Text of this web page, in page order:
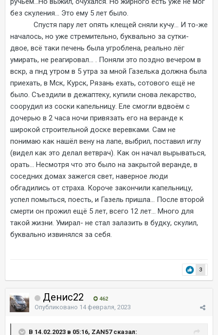
без скуления... Это ему 5 лет было.
Спустя пару лет опять клещей сняли кучу... И то-же
началось, но уже стремительно, буквально за сутки-
двое, всё таки печень была угроблена, реально лёг
умирать, не реагировал... . Поняли это поздно вечером в
вскр, а пнд утром в 5 утра за мной Газелька должна была
приехать, в Мск, Курск, Рязань ехать, сотового ещё не
было. Съездили в дежаптеку, купили снова лекарство,
соорудил из соски капельницу. Еле смогли вдвоём с
дочерью в 2 часа ночи привязать его на веранде к
широкой строительной доске веревками. Сам не
понимаю как нашёл вену на лапе, выбрил, поставил иглу
(видел как это делал ветврач). Как он начал вырываться,
орать... Несмотря что это было на закрытой веранде, в
соседних домах зажегся свет, наверное люди
обгадились от страха. Короче закончили капельницу,
успел помыться, поесть, и Газель пришла... После второй
смерти он прожил ещё 5 лет, всего 12 лет... Много для
такой жизни. Умирал- не стал залазить в будку, скулил,
буквально извинялся за себя.
3
Денис22 462
Опубликовано 14 февраля, 2023
В 14.02.2023 в 05:16, ZAN57 сказал: